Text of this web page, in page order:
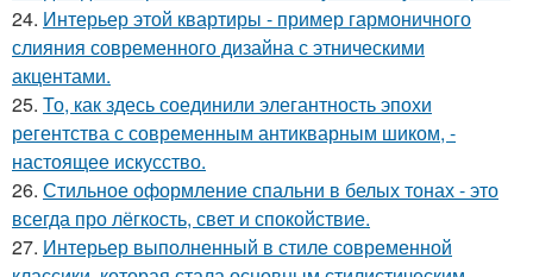
24. Интерьер этой квартиры - пример гармоничного
слияния современного дизайна с этническими
акцентами.
25. То, как здесь соединили элегантность эпохи
регентства с современным антикварным шиком, -
настоящее искусство.
26. Стильное оформление спальни в белых тонах - это
всегда про лёгкость, свет и спокойствие.
27. Интерьер выполненный в стиле современной